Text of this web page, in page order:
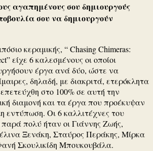
αγαπημένους σου δημιουργούς
σου να δημιουργούν
κεραμικής, “ Chasing Chimeras:
είχε 6 καλεσμένους οι οποίοι
έργα ανά δύο, ώστε να
δηλαδή, με διακριτά, ετερόκλητα
στο 100% σε αυτή την
διαμονή και τα έργα που προέκυψαν
εντύπωση. Οι 6 καλλιτέχνες του
πολύ ήταν οι Γιάννης Ζωής,
Ξενάκη, Σταύρος Περάκης, Μίρκα
Σκουλικίδη Μπουκουβάλα.